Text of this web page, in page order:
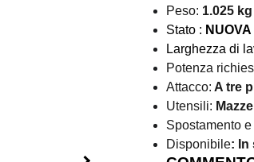
Peso: 1.025 kg
Stato : NUOVA
Larghezza di
Potenza
Attacco: A tre
Utensili: Mazze
Spostamento
Disponibile: In